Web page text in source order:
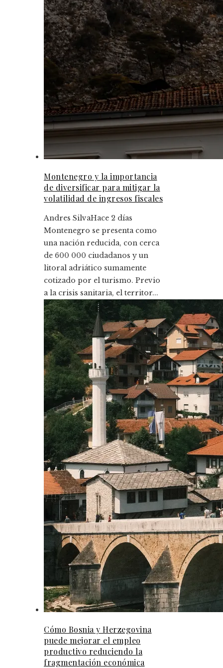
Montenegro y la importancia
de diversificar para mitigar la
volatilidad de ingresos fiscales
Andres SilvaHace 2 días
Montenegro se presenta como
una nación reducida, con cerca
de 600 000 ciudadanos y un
litoral adriático sumamente
cotizado por el turismo. Previo
a la crisis sanitaria, el territor...
Cómo Bosnia y Herzegovina
puede mejorar el empleo
productivo reduciendo la
fragmentación económica